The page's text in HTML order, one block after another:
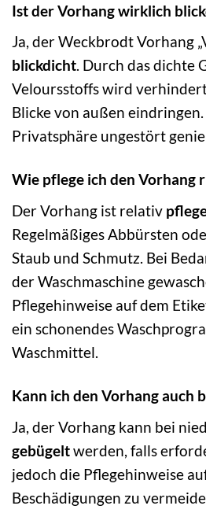
Ist der Vorhang wirklich
Ja, der Weckbrodt Vorhang
blickdicht. Durch das dichte
Veloursstoffs wird
Blicke von außen
Privatsphäre ungestört
Wie pflege ich den Vorhang
Der Vorhang ist relativ
Regelmäßiges Abbürsten
Staub und Schmutz. Bei
der Waschmaschine
Pflegehinweise auf dem
ein schonendes
Waschmittel.
Kann ich den Vorhang auch
Ja, der Vorhang kann bei
gebügeltwerden, falls
jedoch die Pflegehinweise
Beschädigungen zu